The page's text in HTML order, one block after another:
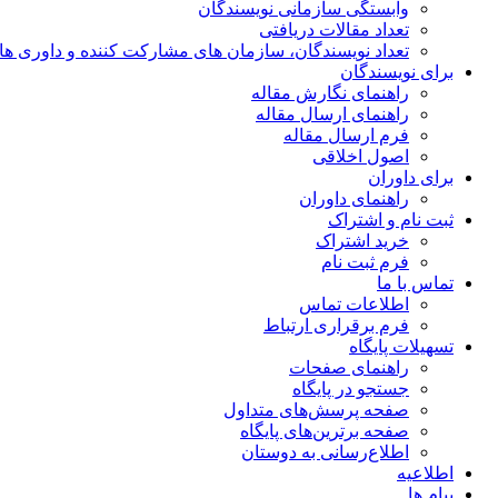
وابستگی سازمانی نویسندگان
تعداد مقالات دریافتی
تعداد نویسندگان، سازمان های مشارکت کننده و داوری های
برای نویسندگان
راهنمای نگارش مقاله
راهنمای ارسال مقاله
فرم ارسال مقاله
اصول اخلاقی
برای داوران
راهنمای داوران
ثبت نام و اشتراک
خرید اشتراک
فرم ثبت نام
تماس با ما
اطلاعات تماس
فرم برقراری ارتباط
تسهیلات پایگاه
راهنمای صفحات
جستجو در پایگاه
صفحه پرسش‌های متداول
صفحه برترین‌های پایگاه
اطلاع‌رسانی به دوستان
اطلاعیه
پیام ها